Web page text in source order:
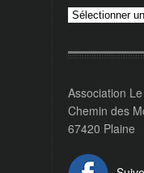
Archives
Association
Chemin des
67420 Plaine